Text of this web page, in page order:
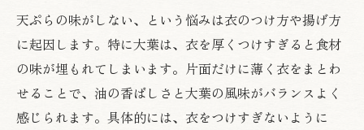
天ぷらの味がしない、という悩みは衣のつけ方や揚げ方
に起因します。特に大葉は、衣を厚くつけすぎると食材
の味が埋もれてしまいます。片面だけに薄く衣をまとわ
せることで、油の香ばしさと大葉の風味がバランスよく
感じられます。具体的には、衣をつけすぎないように